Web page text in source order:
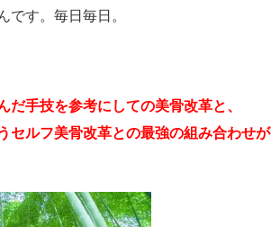
です。毎日毎日。
だ手技を参考にしての美骨改革と、
セルフ美骨改革との最強の組み合わせが